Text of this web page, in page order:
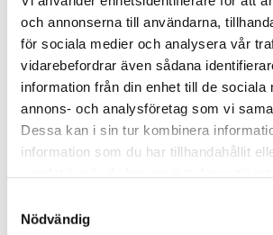
och annonserna till användarna,
för sociala medier och analysera vår
vidarebefordrar även sådana
information från din enhet till de sociala
annons- och analysföretag som vi
Dessa kan i sin tur kombinera
information som du har tillhandahållit
Nödvändig
Boka tid online